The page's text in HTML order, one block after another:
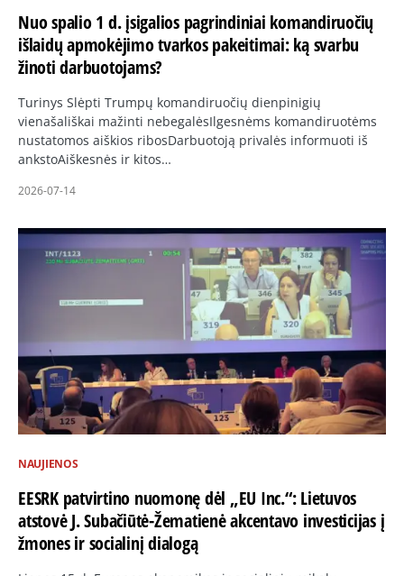
Nuo spalio 1 d. įsigalios pagrindiniai komandiruočių
išlaidų apmokėjimo tvarkos pakeitimai: ką svarbu
žinoti darbuotojams?
Turinys Slėpti Trumpų komandiruočių dienpinigių
vienašališkai mažinti nebegalėsIlgesnėms komandiruotėms
nustatomos aiškios ribosDarbuotoją privalės informuoti iš
ankstoAiškesnės ir kitos…
2026-07-14
NAUJIENOS
EESRK patvirtino nuomonę dėl „EU Inc.“: Lietuvos
atstovė J. Subačiūtė-Žematienė akcentavo investicijas į
žmones ir socialinį dialogą